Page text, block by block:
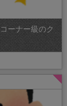
ーナー級のク